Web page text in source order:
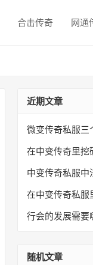
合击传奇 网通
近期文章
微变传奇私服三
在中变传奇里挖
中变传奇私服中
在中变传奇私服
行会的发展需要
随机文章